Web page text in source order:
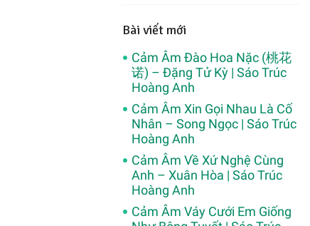
Bài viết mới
Cảm Âm Đào Hoa Nặc (桃花
诺) – Đặng Tử Kỳ | Sáo Trúc
Hoàng Anh
Cảm Âm Xin Gọi Nhau Là Cố
Nhân – Song Ngọc | Sáo Trúc
Hoàng Anh
Cảm Âm Về Xứ Nghệ Cùng
Anh – Xuân Hòa | Sáo Trúc
Hoàng Anh
Cảm Âm Váy Cưới Em Giống